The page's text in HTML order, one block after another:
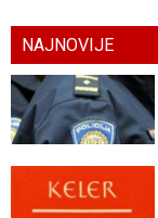
NAJNOVIJE